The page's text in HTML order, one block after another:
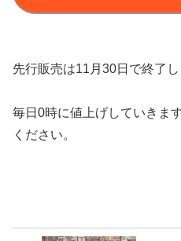
先行販売は11月30日で終了し
毎日0時に値上げしていきま
ください。